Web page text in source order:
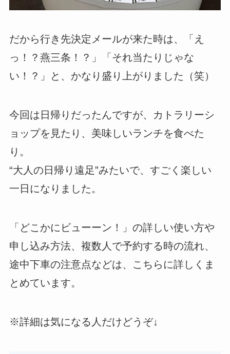
だから行き先決定メールが来た時は、「え
っ！？燕三条！？」「それ当たりじゃな
い！？」と、かなり盛り上がりました（笑）
今回は日帰りだったんですが、カトラリーシ
ョップを見たり、美味しいランチを食べた
り。
“大人の日帰り遠足”みたいで、すごく楽しい
一日になりました。
「どこかにビューーン！」の詳しい使い方や
申し込み方法、複数人で予約する時の流れ、
途中下車の注意点などは、こちらに詳しくま
とめています。
※詳細は気になる人だけどうぞ↓